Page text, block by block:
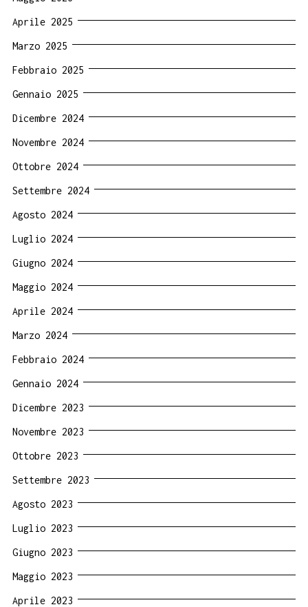
Aprile 2025
Marzo 2025
Febbraio 2025
Gennaio 2025
Dicembre 2024
Novembre 2024
Ottobre 2024
Settembre 2024
Agosto 2024
Luglio 2024
Giugno 2024
Maggio 2024
Aprile 2024
Marzo 2024
Febbraio 2024
Gennaio 2024
Dicembre 2023
Novembre 2023
Ottobre 2023
Settembre 2023
Agosto 2023
Luglio 2023
Giugno 2023
Maggio 2023
Aprile 2023